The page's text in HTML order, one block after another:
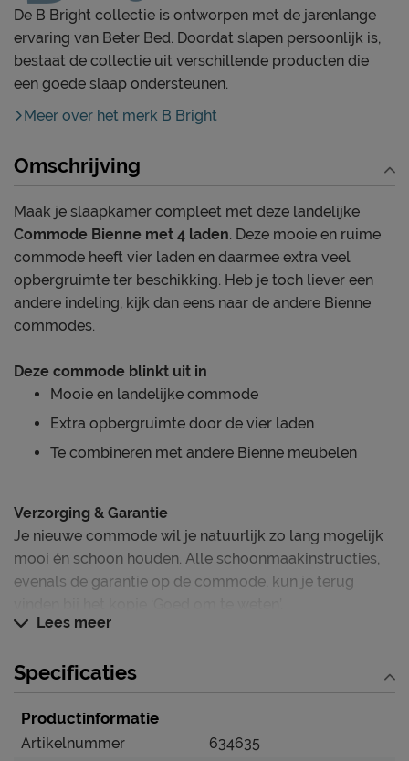
De B Bright collectie is ontworpen met de jarenlange
ervaring van Beter Bed. Doordat slapen persoonlijk is,
bestaat de collectie uit verschillende producten die
een goede slaap ondersteunen.
Meer over het merk B Bright
Omschrijving
Maak je slaapkamer compleet met deze landelijke
Commode Bienne met 4 laden. Deze mooie en ruime
commode heeft vier laden en daarmee extra veel
opbergruimte ter beschikking. Heb je toch liever een
andere indeling, kijk dan eens naar de andere Bienne
commodes.
Deze commode blinkt uit in
Mooie en landelijke commode
Extra opbergruimte door de vier laden
Te combineren met andere Bienne meubelen
Verzorging & Garantie
Je nieuwe commode wil je natuurlijk zo lang mogelijk
mooi én schoon houden. Alle schoonmaakinstructies,
evenals de garantie op de commode, kun je terug
Lees meer
Specificaties
Productinformatie
Artikelnummer
634635